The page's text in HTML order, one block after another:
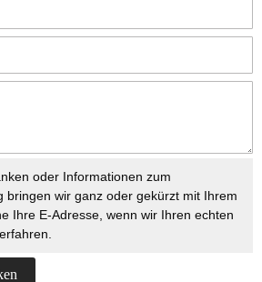
oder Informationen zum
bringen wir ganz oder gekürzt mit Ihrem
Ihre E-Adresse, wenn wir Ihren echten